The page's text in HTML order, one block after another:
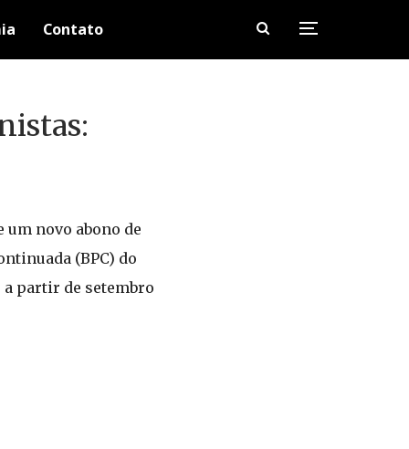
Contato
novo abono de
(BPC) do
a partir de setembro